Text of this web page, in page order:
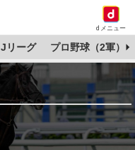
dメニュー
Jリーグ プロ野球（2軍）